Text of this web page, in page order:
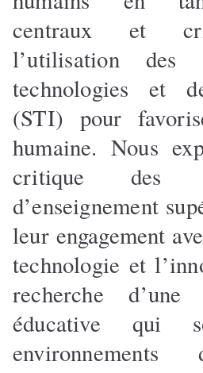
centraux et
l’utilisation des
technologies et
(STI) pour
humaine. Nous
critique des
d’enseignement
leur engagement
technologie et
recherche d’une
éducative qui
environnements